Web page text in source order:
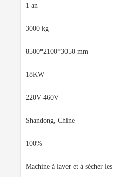
1 an
3000 kg
8500*2100*3050 mm
18KW
220V-460V
Shandong, Chine
100%
Machine à laver et à sécher les